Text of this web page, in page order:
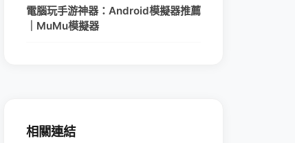
電腦玩手游神器：Android模擬器推薦
｜MuMu模擬器
相關連結